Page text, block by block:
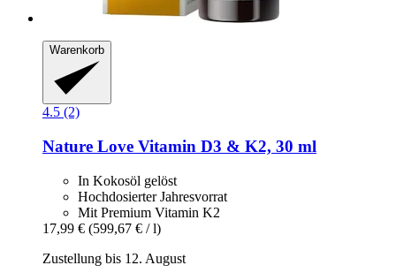
Warenkorb
4.5 (2)
Nature Love Vitamin D3 & K2, 30 ml
In Kokosöl gelöst
Hochdosierter Jahresvorrat
Mit Premium Vitamin K2
17,99 € (599,67 € / l)
Zustellung bis 12. August